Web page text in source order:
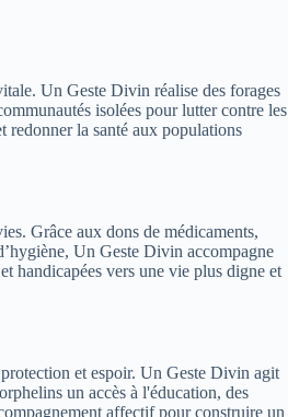
Un Geste Divin réalise des forages
isolées pour lutter contre les
redonner la santé aux populations
Grâce aux dons de médicaments,
Un Geste Divin accompagne
handicapées vers une vie plus digne et
et espoir. Un Geste Divin agit
un accès à l'éducation, des
affectif pour construire un